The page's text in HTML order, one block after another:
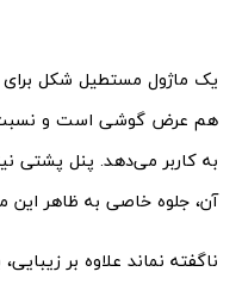
یک ماژول مستطیل شکل
هم عرض گوشی است و
به کاربر می‌دهد. پنل پشتی
آن، جلوه خاصی به ظاهر